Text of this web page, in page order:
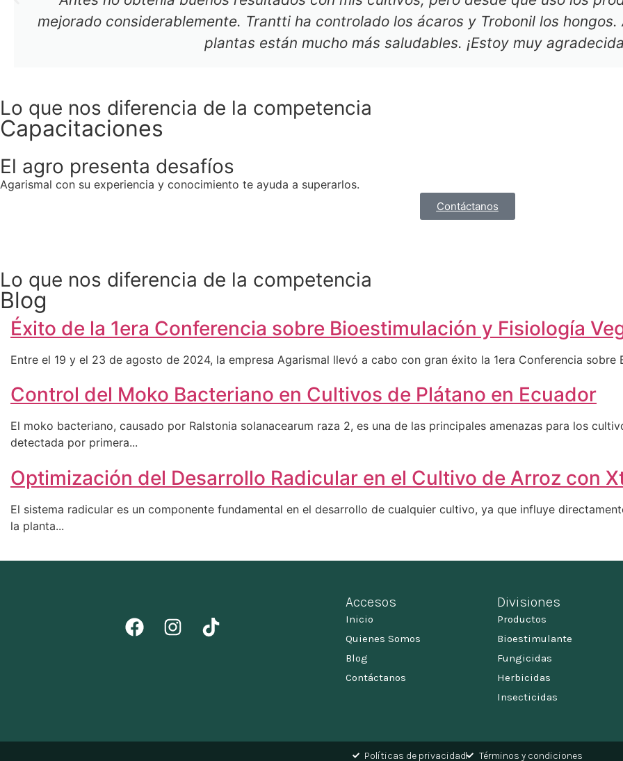
mejorado considerablemente. Trantti ha controlado los ácaros y Trobonil los
plantas están mucho más saludables. ¡Estoy muy
Lo que nos diferencia de la competencia
Capacitaciones
El agro presenta desafíos
Agarismal con su experiencia y conocimiento te ayuda a superarlos.
Contáctanos
Lo que nos diferencia de la competencia
Blog
Éxito de la 1era Conferencia sobre Bioestimulación y Fisiología
Entre el 19 y el 23 de agosto de 2024, la empresa Agarismal llevó a cabo con gran éxito la 1era Conferencia sobre
Control del Moko Bacteriano en Cultivos de Plátano en Ecuador
El moko bacteriano, causado por Ralstonia solanacearum raza 2, es una de las principales amenazas para los
detectada por primera...
Optimización del Desarrollo Radicular en el Cultivo de Arroz con
El sistema radicular es un componente fundamental en el desarrollo de cualquier cultivo, ya que influye
la planta...
Accesos
Inicio
Quienes Somos
Blog
Contáctanos
Divisiones
Productos
Bioestimulante
Fungicidas
Herbicidas
Insecticidas
Políticas de privacidad Términos y condiciones